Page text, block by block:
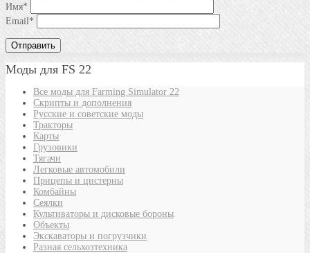
Имя*
Email*
Моды для FS 22
Все моды для Farming Simulator 22
Скрипты и дополнения
Русские и советские моды
Тракторы
Карты
Грузовики
Тягачи
Легковые автомобили
Прицепы и цистерны
Комбайны
Сеялки
Культиваторы и дисковые бороны
Объекты
Экскаваторы и погрузчики
Разная сельхозтехника